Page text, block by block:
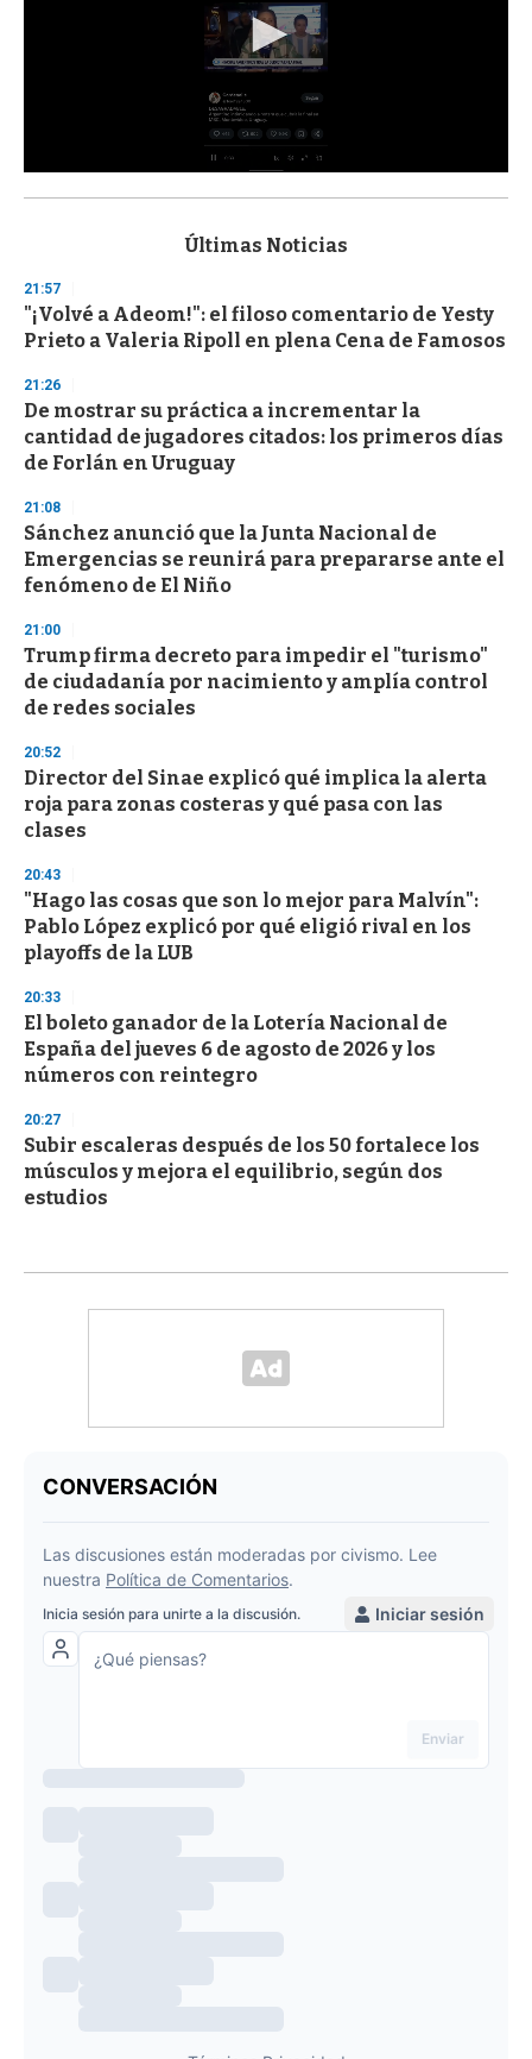
s
d
s
o
f
3
s
e
c
o
d
s
Últimas Noticias
21:57
"¡Volvé a Adeom!": el filoso comentario de Yesty
Prieto a Valeria Ripoll en plena Cena de Famosos
21:26
De mostrar su práctica a incrementar la
cantidad de jugadores citados: los primeros días
de Forlán en Uruguay
21:08
Sánchez anunció que la Junta Nacional de
Emergencias se reunirá para prepararse ante el
fenómeno de El Niño
21:00
Trump firma decreto para impedir el "turismo"
de ciudadanía por nacimiento y amplía control
de redes sociales
20:52
Director del Sinae explicó qué implica la alerta
roja para zonas costeras y qué pasa con las
clases
20:43
"Hago las cosas que son lo mejor para Malvín":
Pablo López explicó por qué eligió rival en los
playoffs de la LUB
20:33
El boleto ganador de la Lotería Nacional de
España del jueves 6 de agosto de 2026 y los
números con reintegro
20:27
Subir escaleras después de los 50 fortalece los
músculos y mejora el equilibrio, según dos
estudios